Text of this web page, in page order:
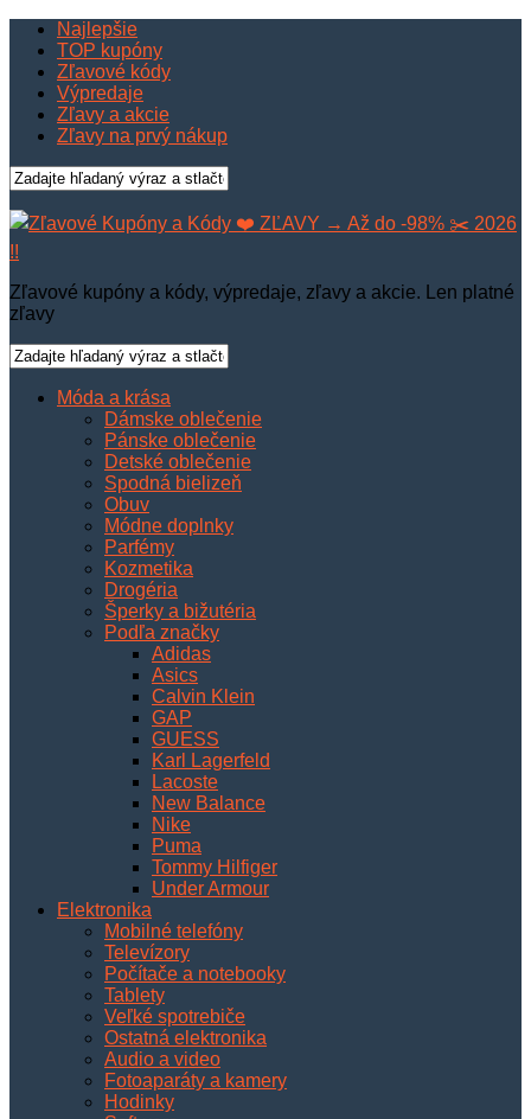
Najlepšie
TOP kupóny
Zľavové kódy
Výpredaje
Zľavy a akcie
Zľavy na prvý nákup
Zľavové kupóny a kódy, výpredaje, zľavy a akcie. Len platné
zľavy
Móda a krása
Dámske oblečenie
Pánske oblečenie
Detské oblečenie
Spodná bielizeň
Obuv
Módne doplnky
Parfémy
Kozmetika
Drogéria
Šperky a bižutéria
Podľa značky
Adidas
Asics
Calvin Klein
GAP
GUESS
Karl Lagerfeld
Lacoste
New Balance
Nike
Puma
Tommy Hilfiger
Under Armour
Elektronika
Mobilné telefóny
Televízory
Počítače a notebooky
Tablety
Veľké spotrebiče
Ostatná elektronika
Audio a video
Fotoaparáty a kamery
Hodinky